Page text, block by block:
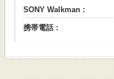
SONY Walkman :
携帯電話 :